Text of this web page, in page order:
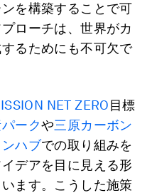
を構築することで可
ローチは、世界がカ
るためにも不可欠で
NET ZERO目標
ークや三原カーボン
ハブでの取り組みを
デアを目に見える形
ます。こうした施策